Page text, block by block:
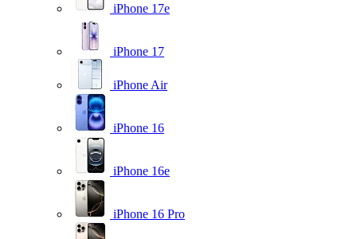
iPhone 17e
iPhone 17
iPhone Air
iPhone 16
iPhone 16e
iPhone 16 Pro